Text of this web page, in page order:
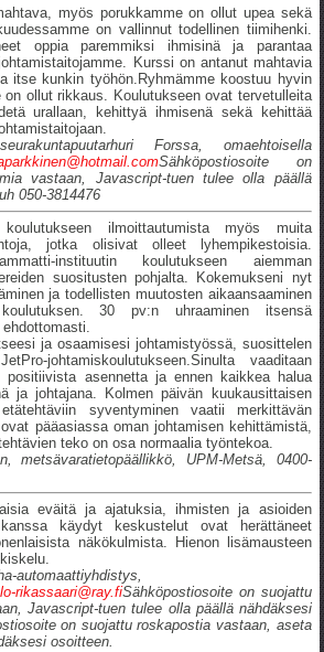
myös porukkamme on ollut upea sekä
on vallinnut todellinen tiimihenki.
oppia paremmiksi ihmisinä ja parantaa
Kurssi on antanut mahtavia
itse kunkin työhön.Ryhmämme koostuu hyvin
ollut rikkaus. Koulutukseen ovat tervetulleita
urallaan, kehittyä ihmisenä sekä kehittää
Forssa, omaehtoisella
Sähköpostiosoite on
vastaan, Javascript-tuen tulee olla päällä
050-3814476
ilmoittautumista myös muita
jotka olisivat olleet lyhempikestoisia.
instituutin koulutukseen aiemman
suositusten pohjalta. Kokemukseni nyt
ja todellisten muutosten aikaansaaminen
30 pv:n uhraaminen itsensä
ja osaamisesi johtamistyössä, suosittelen
johtamiskoulutukseen.Sinulta vaaditaan
asennetta ja ennen kaikkea halua
ja johtajana. Kolmen päivän kuukausittaisen
syventyminen vaatii merkittävän
pääasiassa oman johtamisen kehittämistä,
teko on osa normaalia työntekoa.
metsävaratietopäällikkö, UPM-Metsä, 0400-
eväitä ja ajatuksia, ihmisten ja asioiden
käydyt keskustelut ovat herättäneet
näkökulmista. Hienon lisämausteen
automaattiyhdistys,
rikassaari@ray.fiSähköpostiosoite on suojattu
Javascript-tuen tulee olla päällä nähdäksesi
on suojattu roskapostia vastaan, aseta
osoitteen.